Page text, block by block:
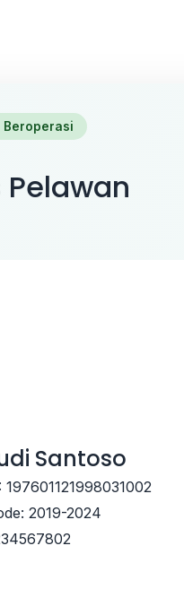
Beroperasi
Santoso
197601121998031002
2019-2024